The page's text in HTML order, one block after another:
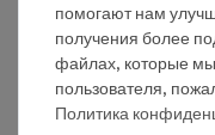
Безопасная
Датчики
Оборудование и
помогают нам
получения более
файлах, которые мы
пользователя,
Политика